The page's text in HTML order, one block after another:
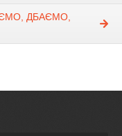
ДБАЄМО,